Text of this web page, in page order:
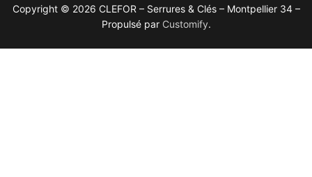
Copyright © 2026 CLEFOR – Serrures & Clés – Montpellier 34 –
Propulsé par Customify.